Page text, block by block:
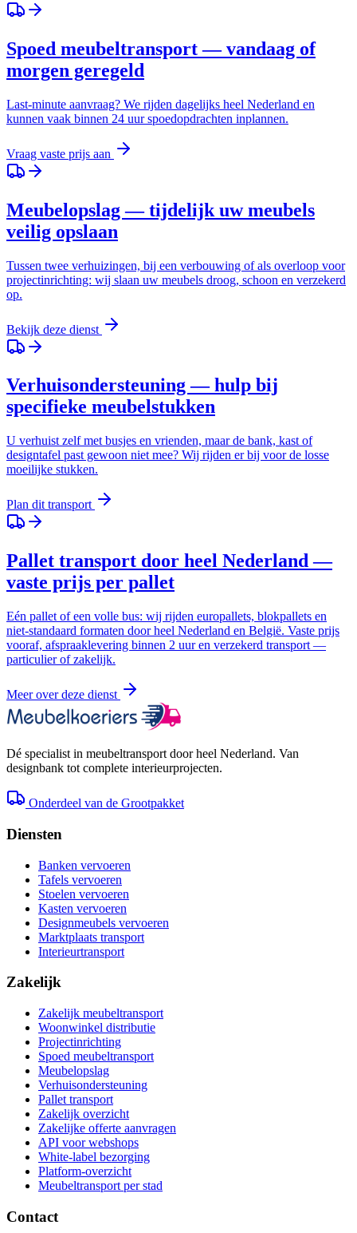
Spoed meubeltransport — vandaag of
morgen geregeld
Last-minute aanvraag? We rijden dagelijks heel Nederland en
kunnen vaak binnen 24 uur spoedopdrachten inplannen.
Vraag vaste prijs aan
Meubelopslag — tijdelijk uw meubels
veilig opslaan
Tussen twee verhuizingen, bij een verbouwing of als overloop voor
projectinrichting: wij slaan uw meubels droog, schoon en verzekerd
op.
Bekijk deze dienst
Verhuisondersteuning — hulp bij
specifieke meubelstukken
U verhuist zelf met busjes en vrienden, maar de bank, kast of
designtafel past gewoon niet mee? Wij rijden er bij voor de losse
moeilijke stukken.
Plan dit transport
Pallet transport door heel Nederland —
vaste prijs per pallet
Eén pallet of een volle bus: wij rijden europallets, blokpallets en
niet-standaard formaten door heel Nederland en België. Vaste prijs
vooraf, afspraaklevering binnen 2 uur en verzekerd transport —
particulier of zakelijk.
Meer over deze dienst
Dé specialist in meubeltransport door heel Nederland. Van
designbank tot complete interieurprojecten.
Onderdeel van de Grootpakket
Diensten
Banken vervoeren
Tafels vervoeren
Stoelen vervoeren
Kasten vervoeren
Designmeubels vervoeren
Marktplaats transport
Interieurtransport
Zakelijk
Zakelijk meubeltransport
Woonwinkel distributie
Projectinrichting
Spoed meubeltransport
Meubelopslag
Verhuisondersteuning
Pallet transport
Zakelijk overzicht
Zakelijke offerte aanvragen
API voor webshops
White-label bezorging
Platform-overzicht
Meubeltransport per stad
Contact